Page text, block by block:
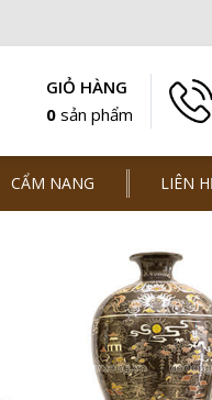
GIỎ HÀNG
0 sản phẩm
CẨM NANG LIÊN